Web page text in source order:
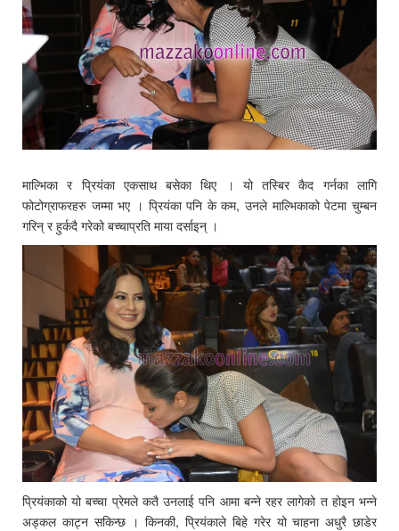
माल्भिका र प्रियंका एकसाथ बसेका थिए । यो तस्बिर कैद गर्नका लागि
फोटोग्राफरहरु जम्मा भए । प्रियंका पनि के कम, उनले माल्भिकाको पेटमा चुम्बन
गरिन् र हुर्कदै गरेको बच्चाप्रति माया दर्साइन् ।
प्रियंकाको यो बच्चा प्रेमले कतै उनलाई पनि आमा बन्ने रहर लागेको त होइन भन्ने
अड्कल काट्न सकिन्छ । किनकी, प्रियंकाले बिहे गरेर यो चाहना अधुरै छाडेर